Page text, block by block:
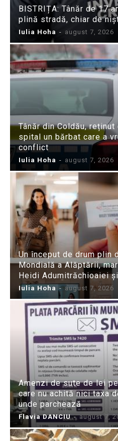
BISTRIȚA: Tânăr de 17
plină stradă, chiar de
Iulia Hoha - august 7, 2026
Tânăr din Coldău,
spital un bărbat care a
conflict
Iulia Hoha - august 7, 2026
Un început de drum plin
Mondială a Alăptării,
Heidi Adumitrăchioaiei
Iulia Hoha - august 7, 2026
Amenzi de sute de lei
care nu achită nici taxa
unde parchează
Flavia DANCIU - august 7,